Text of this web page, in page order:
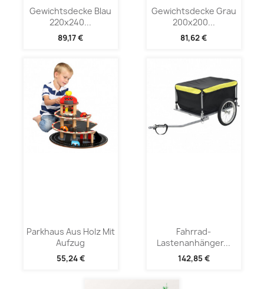
Gewichtsdecke Blau
220x240...
89,17 €
Gewichtsdecke Grau
200x200...
81,62 €
Parkhaus Aus Holz Mit
Aufzug
55,24 €
Fahrrad-
Lastenanhänger...
142,85 €